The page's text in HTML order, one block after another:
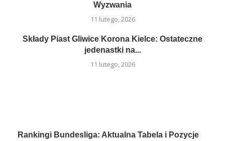
Wyzwania
11 lutego, 2026
Składy Piast Gliwice Korona Kielce: Ostateczne
jedenastki na...
11 lutego, 2026
Rankingi Bundesliga: Aktualna Tabela i Pozycje